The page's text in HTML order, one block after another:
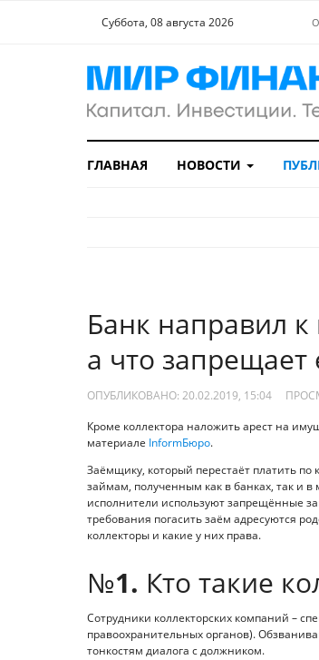
Суббота, 08 августа 2026
ГЛАВНАЯ НОВОСТИ
Банк направил к
а что запрещает
ОПУБЛИКОВАНО: 20.02.2019, 15:04
Кроме коллектора наложить арест на
материале InformБюро.
Заёмщику, который перестаёт платить по
займам, полученным как в банках, так и
исполнители используют запрещённые
требования погасить заём адресуются
коллекторы и какие у них права.
№1. Кто такие
Сотрудники коллекторских компаний –
правоохранительных органов).
тонкостям диалога с должником.